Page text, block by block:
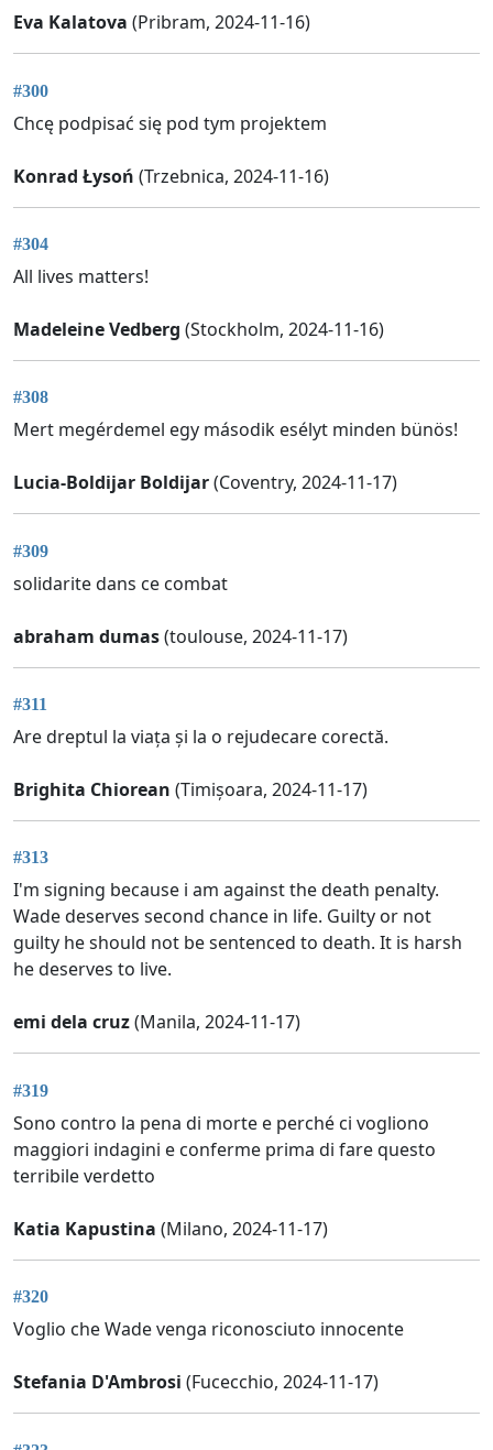
Eva Kalatova (Pribram, 2024-11-16)
#300
Chcę podpisać się pod tym projektem
Konrad Łysoń (Trzebnica, 2024-11-16)
#304
All lives matters!
Madeleine Vedberg (Stockholm, 2024-11-16)
#308
Mert megérdemel egy második esélyt minden bünös!
Lucia-Boldijar Boldijar(Coventry, 2024-11-17)
#309
solidarite dans ce combat
abraham dumas(toulouse, 2024-11-17)
#311
Are dreptul la viața și la o rejudecare corectă.
Brighita Chiorean (Timișoara, 2024-11-17)
#313
I'm signing because i am against the death penalty.
Wade deserves second chance in life. Guilty or not
guilty he should not be sentenced to death. It is harsh
he deserves to live.
emi dela cruz(Manila, 2024-11-17)
#319
Sono contro la pena di morte e perché ci vogliono
maggiori indagini e conferme prima di fare questo
terribile verdetto
Katia Kapustina (Milano, 2024-11-17)
#320
Voglio che Wade venga riconosciuto innocente
Stefania D'Ambrosi (Fucecchio, 2024-11-17)